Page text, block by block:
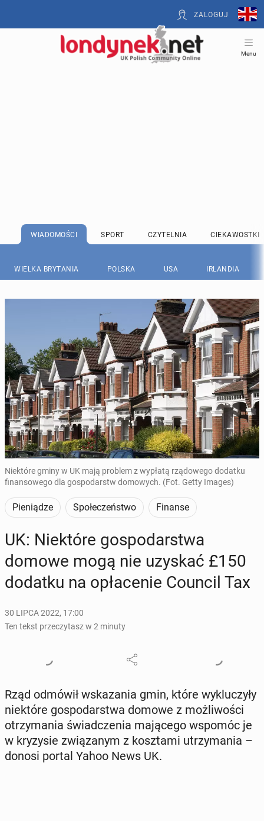
ZALOGUJ
Menu
WIADOMOŚCI SPORT CZYTELNIA CIEKAWOSTKI
WIELKA BRYTANIA POLSKA USA IRLANDIA
Niektóre gminy w UK mają problem z wypłatą rządowego dodatku
finansowego dla gospodarstw domowych. (Fot. Getty Images)
Pieniądze Społeczeństwo Finanse
UK: Nie­któ­re go­spo­dar­stwa
domowe mogą nie uzyskać £150
dodatku na opła­ce­nie Council Tax
30 LIPCA 2022, 17:00
Ten tekst przeczytasz w 2 minuty
Rząd odmówił wska­za­nia gmin, które wy­klu­czy­ły
nie­któ­re go­spo­dar­stwa domowe z moż­li­wo­ści
otrzy­ma­nia świad­cze­nia ma­ją­ce­go wspomóc je
w kry­zy­sie zwią­za­nym z kosz­ta­mi utrzy­ma­nia –
donosi portal Yahoo News UK.